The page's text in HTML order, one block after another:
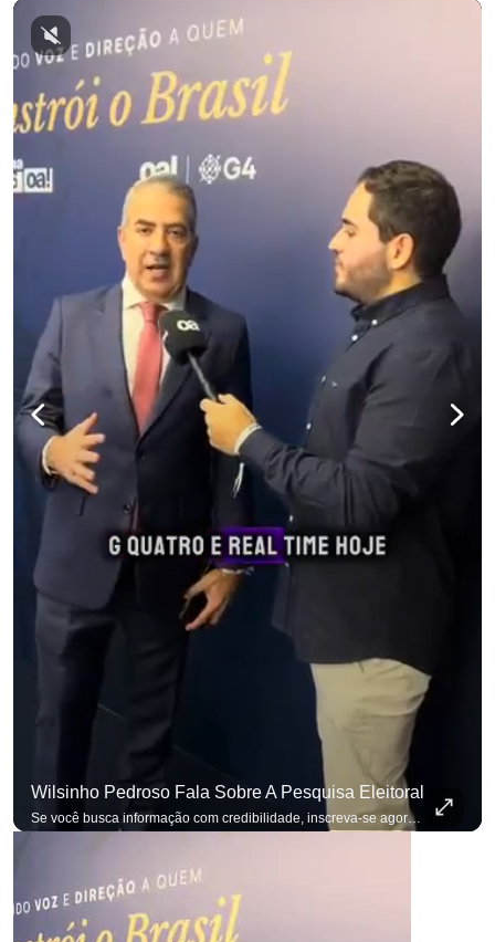
Wilsinho Pedroso Fala Sobre A Pesquisa Eleitoral
Se você busca informação com credibilidade, inscreva-se agora e ative o